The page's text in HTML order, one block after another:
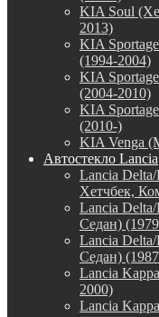
KIA Soul
2013)
KIA
(1994-2004)
KIA
(2004-2010)
KIA
(2010-)
KIA Venga
Автостекло Lancia
Lancia
Хетчбек,
Lancia
Седан)
Lancia
Седан)
Lancia
2000)
Lancia